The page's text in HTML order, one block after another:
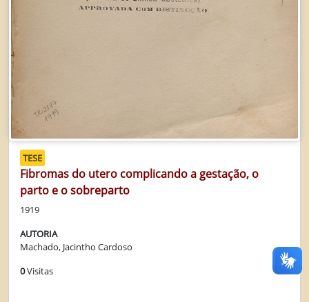
TESE
Fibromas do utero complicando a gestação, o
parto e o sobreparto
1919
AUTORIA
Machado, Jacintho Cardoso
0Visitas